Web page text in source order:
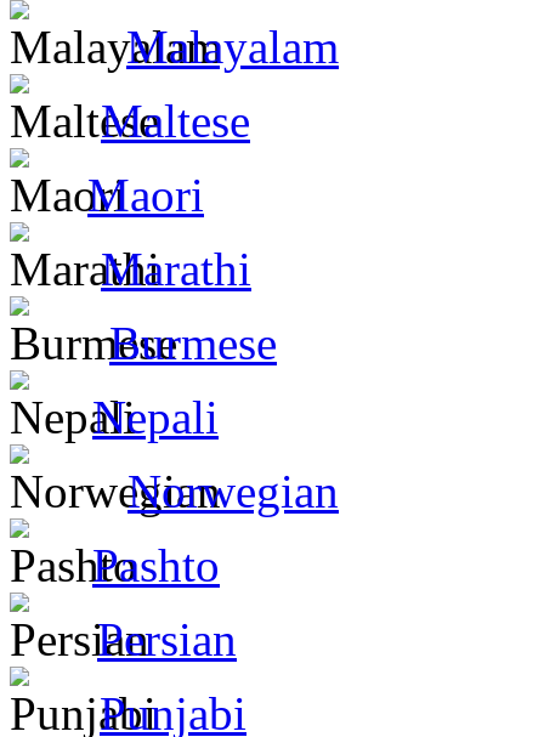
Malayalam
Maltese
Maori
Marathi
Burmese
Nepali
Norwegian
Pashto
Persian
Punjabi